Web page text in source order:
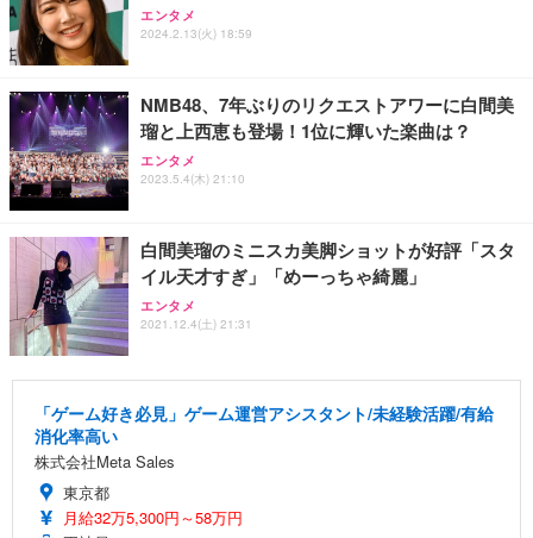
エンタメ
2024.2.13(火) 18:59
NMB48、7年ぶりのリクエストアワーに白間美
瑠と上西恵も登場！1位に輝いた楽曲は？
エンタメ
2023.5.4(木) 21:10
白間美瑠のミニスカ美脚ショットが好評「スタ
イル天才すぎ」「めーっちゃ綺麗」
エンタメ
2021.12.4(土) 21:31
「ゲーム好き必見」ゲーム運営アシスタント/未経験活躍/有給
消化率高い
株式会社Meta Sales
東京都
月給32万5,300円～58万円